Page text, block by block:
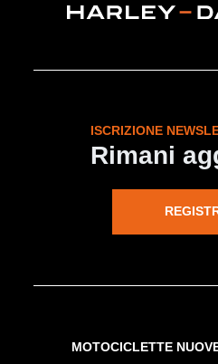
ISCRIZIONE
Rimani
MOTOCICLETTE